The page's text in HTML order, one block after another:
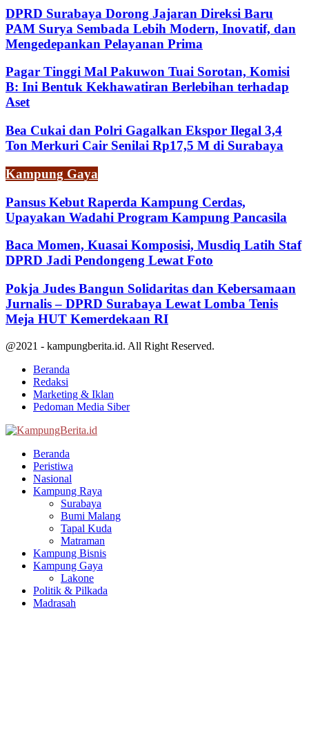
DPRD Surabaya Dorong Jajaran Direksi Baru
PAM Surya Sembada Lebih Modern, Inovatif, dan
Mengedepankan Pelayanan Prima
Pagar Tinggi Mal Pakuwon Tuai Sorotan, Komisi
B: Ini Bentuk Kekhawatiran Berlebihan terhadap
Aset
Bea Cukai dan Polri Gagalkan Ekspor Ilegal 3,4
Ton Merkuri Cair Senilai Rp17,5 M di Surabaya
Kampung Gaya
Pansus Kebut Raperda Kampung Cerdas,
Upayakan Wadahi Program Kampung Pancasila
Baca Momen, Kuasai Komposisi, Musdiq Latih Staf
DPRD Jadi Pendongeng Lewat Foto
Pokja Judes Bangun Solidaritas dan Kebersamaan
Jurnalis – DPRD Surabaya Lewat Lomba Tenis
Meja HUT Kemerdekaan RI
@2021 - kampungberita.id. All Right Reserved.
Beranda
Redaksi
Marketing & Iklan
Pedoman Media Siber
Beranda
Peristiwa
Nasional
Kampung Raya
Surabaya
Bumi Malang
Tapal Kuda
Matraman
Kampung Bisnis
Kampung Gaya
Lakone
Politik & Pilkada
Madrasah